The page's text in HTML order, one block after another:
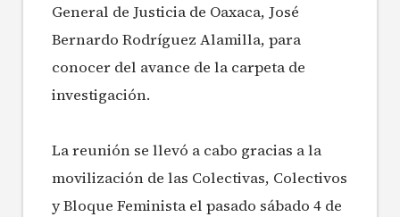
General de Justicia de Oaxaca, José
Bernardo Rodríguez Alamilla, para
conocer del avance de la carpeta de
investigación.
La reunión se llevó a cabo gracias a la
movilización de las Colectivas, Colectivos
y Bloque Feminista el pasado sábado 4 de